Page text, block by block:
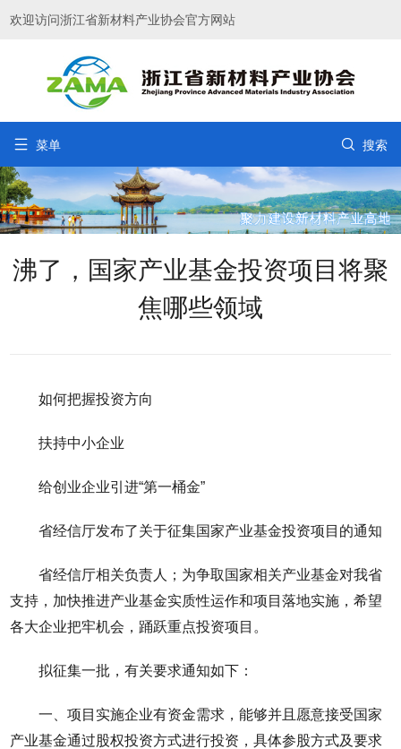
欢迎访问浙江省新材料产业协会官方网站
 菜单  搜索
沸了，国家产业基金投资项目将聚
焦哪些领域
如何把握投资方向
扶持中小企业
给创业企业引进“第一桶金”
省经信厅发布了关于征集国家产业基金投资项目的通知
省经信厅相关负责人；为争取国家相关产业基金对我省
支持，加快推进产业基金实质性运作和项目落地实施，希望
各大企业把牢机会，踊跃重点投资项目。
拟征集一批，有关要求通知如下：
一、项目实施企业有资金需求，能够并且愿意接受国家
产业基金通过股权投资方式进行投资，具体参股方式及要求